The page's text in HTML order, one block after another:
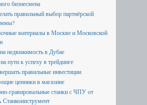
бизнесмена
правильный выбор партнёрской
материалы в Москве и Московской
недвижимость в Дубае
пути к успеху в трейдинге
правильные инвестиции
ценники в магазине
гравировальные станки с ЧПУ от